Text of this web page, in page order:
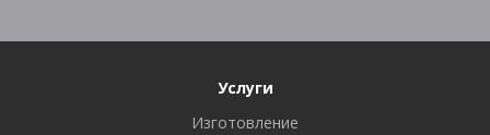
Услуги
Изготовление